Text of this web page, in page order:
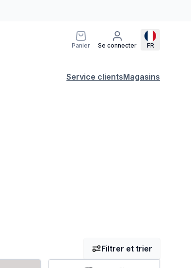
Panier Se connecter FR
Service clientsMagasins
Filtrer et trier